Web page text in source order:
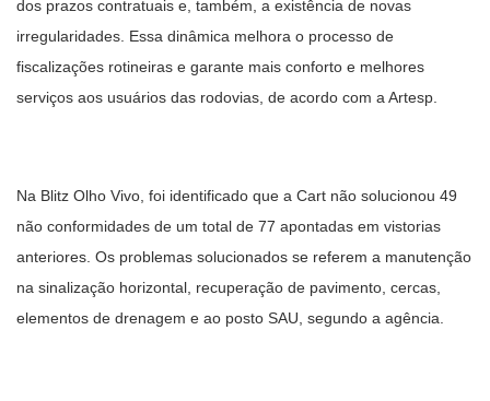
dos prazos contratuais e, também, a existência de novas
irregularidades. Essa dinâmica melhora o processo de
fiscalizações rotineiras e garante mais conforto e melhores
serviços aos usuários das rodovias, de acordo com a Artesp.
Na Blitz Olho Vivo, foi identificado que a Cart não solucionou 49
não conformidades de um total de 77 apontadas em vistorias
anteriores. Os problemas solucionados se referem a manutenção
na sinalização horizontal, recuperação de pavimento, cercas,
elementos de drenagem e ao posto SAU, segundo a agência.